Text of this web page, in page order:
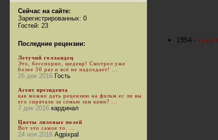
1954 - Граф
Сейчас на сайте:
Зарегистрированных: 0
Гостей: 23
Последние рецензии:
Летучий голландец
Это, бесспорно, шедевр! Смотрел уже
более 50 раз и всё не надоедает! ...
26 дек 2016 Гость
Агент президента
как можно дать рецензию на фильм.ес ли вы
его спрятали за семью зам ками? ...
7 дек 2016 кардинал
Цветы лиловые полей
Вот это самое то. ...
24 ноя 2016 Agpixpal